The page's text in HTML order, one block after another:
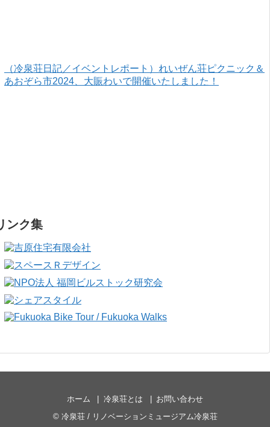
（冷泉荘日記／イベントレポート）れいぜん荘ピクニック＆
あおぞら市2024、大賑わいで開催いたしました！
ンク集
ホーム 冷泉荘とは
お問い合わせ
© 冷泉荘 / リノベーションミュージアム冷泉荘